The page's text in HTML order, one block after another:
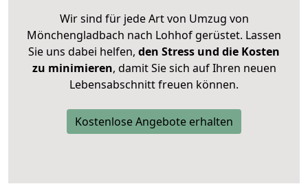
Wir sind für jede Art von Umzug von
Mönchengladbach nach Lohhof gerüstet. Lassen
Sie uns dabei helfen, den Stress und die Kosten
zu minimieren, damit Sie sich auf Ihren neuen
Lebensabschnitt freuen können.
Kostenlose Angebote erhalten